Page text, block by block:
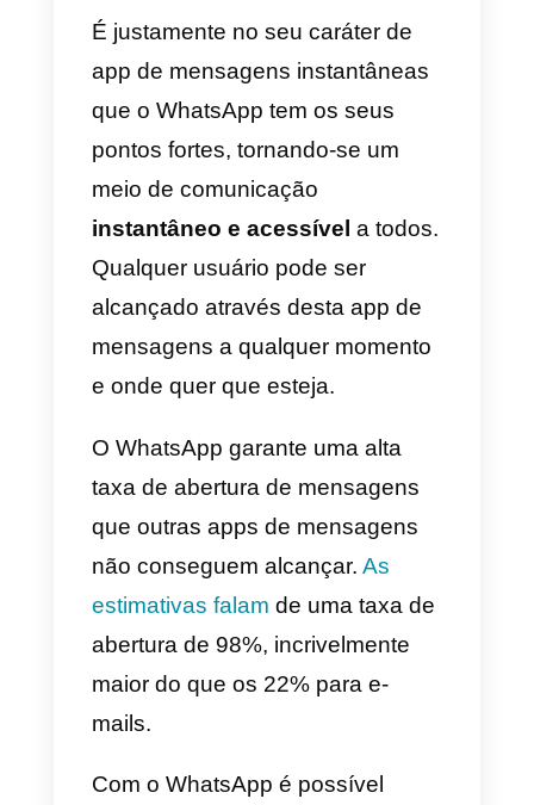
Como pode o WhatsApp
ajudar as clínicas
Numa clínica, a necessidade de
doentes torna-se fundamental,
para que as infeções sejam
contidas ou eliminadas. Assim, o
WhatsApp pode ser de grande
ajuda para todas as clínicas que
decidem gerir as suas